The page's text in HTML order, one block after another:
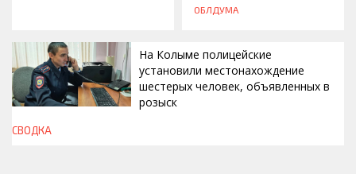
ОБЛДУМА
СЕГОДНЯ, 13:00
На Колыме полицейские
установили местонахождение
шестерых человек, объявленных в
розыск
СВОДКА